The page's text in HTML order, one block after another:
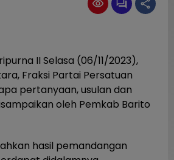
II Selasa (06/11/2023),
Fraksi Partai Persatuan
pertanyaan, usulan dan
oleh Pemkab Barito
hasil pemandangan